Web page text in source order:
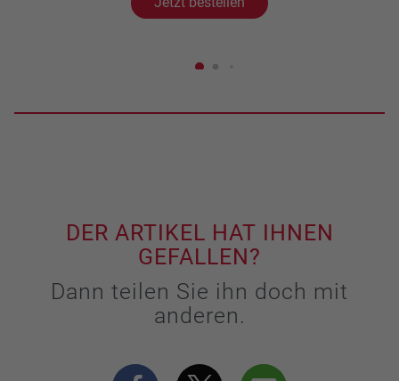
DER ARTIKEL HAT IHNEN
GEFALLEN?
Dann teilen Sie ihn doch mit
anderen.